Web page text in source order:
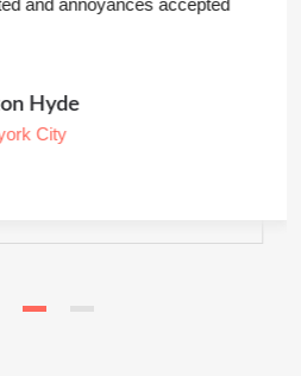
and annoyances accepted
Hyde
City